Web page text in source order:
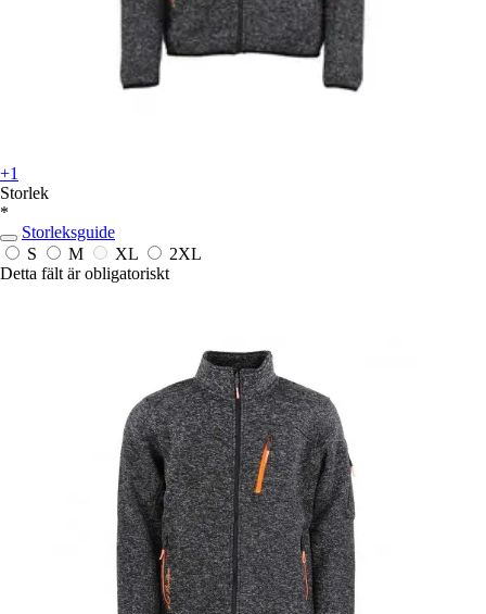
+1
Storlek
*
Storleksguide
S
M XL
2XL
Detta fält är obligatoriskt